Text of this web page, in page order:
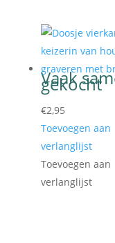
€2,95
Toevoegen aan
verlanglijst
Toevoegen aan
verlanglijst